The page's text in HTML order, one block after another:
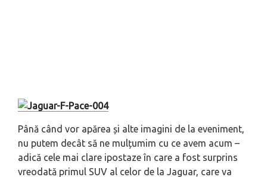
Până când vor apărea și alte imagini de la eveniment,
nu putem decât să ne mulțumim cu ce avem acum –
adică cele mai clare ipostaze în care a fost surprins
vreodată primul SUV al celor de la Jaguar, care va